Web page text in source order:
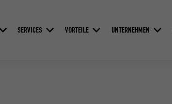
SERVICES VORTEILE UNTERNEHMEN